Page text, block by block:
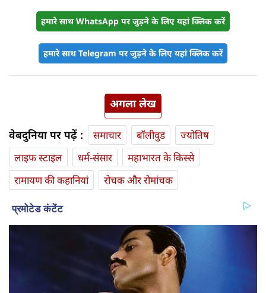
हमारे साथ WhatsApp पर जुड़ने के लिए यहां क्लिक करें
हमारे साथ Telegram पर जुड़ने के लिए यहां क्लिक करें
अगला लेख
वेबदुनिया पर पढ़ें : समाचार बॉलीवुड
ज्योतिष
लाइफ स्‍टाइल
धर्म-संसार
महाभारत के किस्से
रामायण की कहानियां
रोचक और रोमांचक